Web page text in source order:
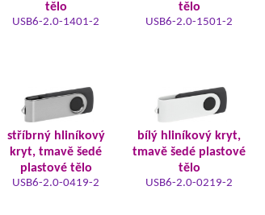
tělo
USB6-2.0-1401-2
tělo
USB6-2.0-1501-2
stříbrný hliníkový
kryt, tmavě šedé
plastové tělo
USB6-2.0-0419-2
bílý hliníkový kryt,
tmavě šedé plastové
tělo
USB6-2.0-0219-2